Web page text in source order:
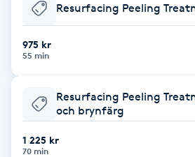
Damklippning
Resurfacing Peeling
975 kr
55 min
Resurfacing Peeling
och brynfärg
1 225 kr
70 min